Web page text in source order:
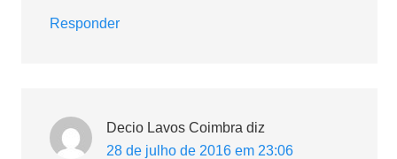
Responder
Decio Lavos Coimbra diz
28 de julho de 2016 em 23:06